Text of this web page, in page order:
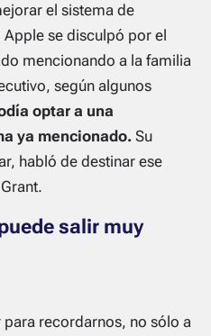
el sistema de
se disculpó por el
mencionando a la familia
según algunos
optar a una
ya mencionado. Su
habló de destinar ese
salir muy
para recordarnos, no sólo a